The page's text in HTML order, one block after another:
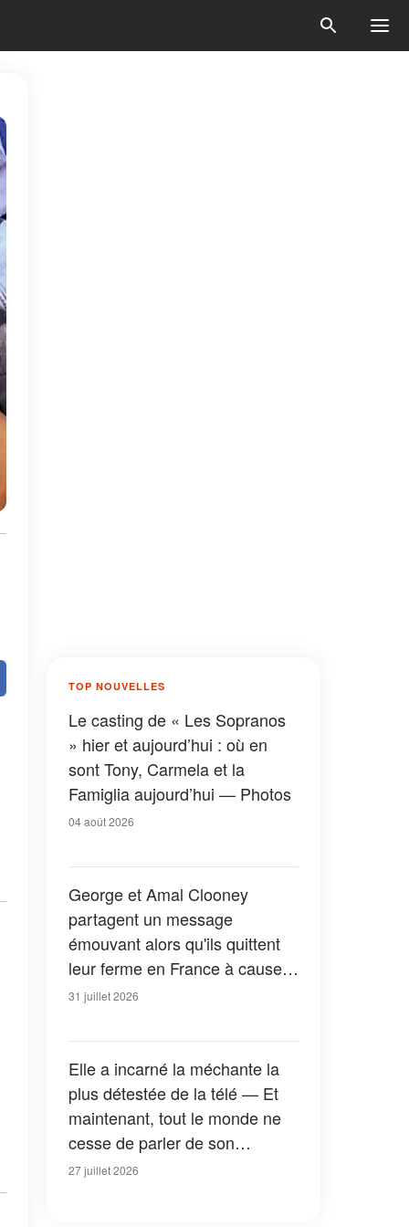
TOP NOUVELLES
Le casting de « Les Sopranos
» hier et aujourd’hui : où en
sont Tony, Carmela et la
Famiglia aujourd’hui — Photos
04 août 2026
George et Amal Clooney
partagent un message
émouvant alors qu'ils quittent
leur ferme en France à cause
des feux de forêt — Tous les
31 juillet 2026
Elle a incarné la méchante la
plus détestée de la télé — Et
maintenant, tout le monde ne
cesse de parler de son
apparition dans la nouvelle
27 juillet 2026